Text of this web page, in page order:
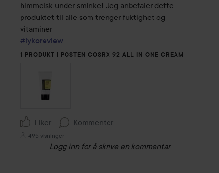
himmelsk under sminke! Jeg anbefaler dette
produktet til alle som trenger fuktighet og
#lykoreview
1 PRODUKT I POSTEN COSRX 92 ALL IN ONE CREAM
Liker Kommenter
495 visninger
Logg inn for å skrive en kommentar